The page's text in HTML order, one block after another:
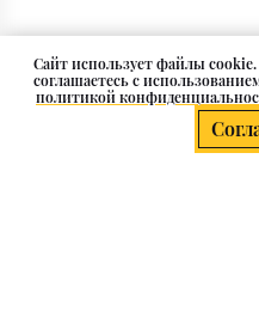
Cайт использует файлы
соглашаетесь с
политикой